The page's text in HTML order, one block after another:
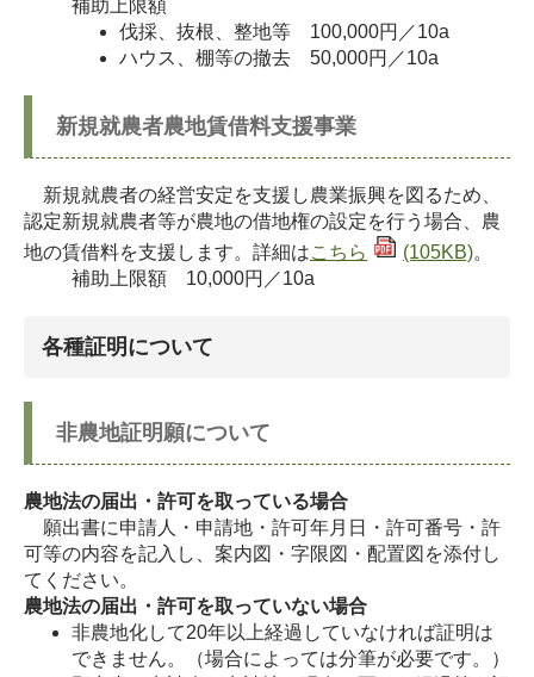
補助上限額
伐採、抜根、整地等 100,000円／10a
ハウス、棚等の撤去 50,000円／10a
新規就農者農地賃借料支援事業
新規就農者の経営安定を支援し農業振興を図るため、
認定新規就農者等が農地の借地権の設定を行う場合、農
地の賃借料を支援します。詳細はこちら (105KB)。
補助上限額 10,000円／10a
各種証明について
非農地証明願について
農地法の届出・許可を取っている場合
願出書に申請人・申請地・許可年月日・許可番号・許
可等の内容を記入し、案内図・字限図・配置図を添付し
てください。
農地法の届出・許可を取っていない場合
非農地化して20年以上経過していなければ証明は
できません。（場合によっては分筆が必要です。）